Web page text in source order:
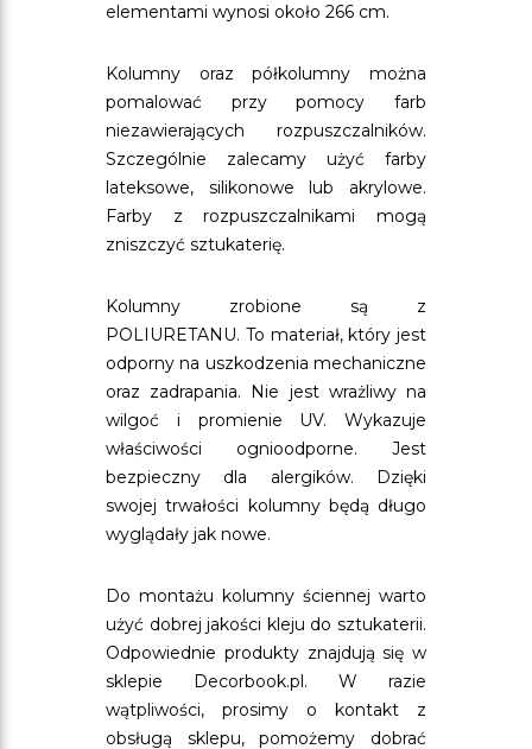
elementami wynosi około 266 cm.
Kolumny oraz półkolumny można
pomalować przy pomocy farb
niezawierających rozpuszczalników.
Szczególnie zalecamy użyć farby
lateksowe, silikonowe lub akrylowe.
Farby z rozpuszczalnikami mogą
zniszczyć sztukaterię.
Kolumny zrobione są z
POLIURETANU. To materiał, który jest
odporny na uszkodzenia mechaniczne
oraz zadrapania. Nie jest wrażliwy na
wilgoć i promienie UV. Wykazuje
właściwości ognioodporne. Jest
bezpieczny dla alergików. Dzięki
swojej trwałości kolumny będą długo
wyglądały jak nowe.
Do montażu kolumny ściennej warto
użyć dobrej jakości kleju do sztukaterii.
Odpowiednie produkty znajdują się w
sklepie Decorbook.pl. W razie
wątpliwości, prosimy o kontakt z
obsługą sklepu, pomożemy dobrać